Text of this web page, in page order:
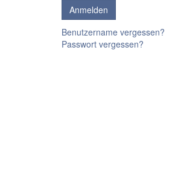
Benutzername vergessen?
Passwort vergessen?